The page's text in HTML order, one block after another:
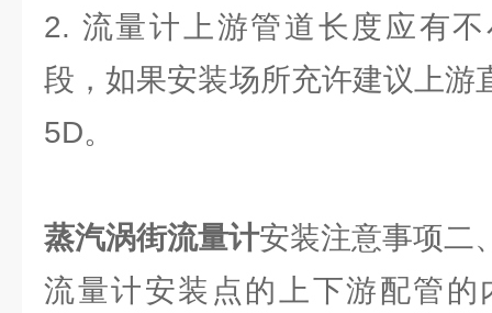
2. 流量计上游管道长度应有
段，如果安装场所充许建议上游
5D。
蒸汽涡街流量计安装注意事项二
流量计安装点的上下游配管的